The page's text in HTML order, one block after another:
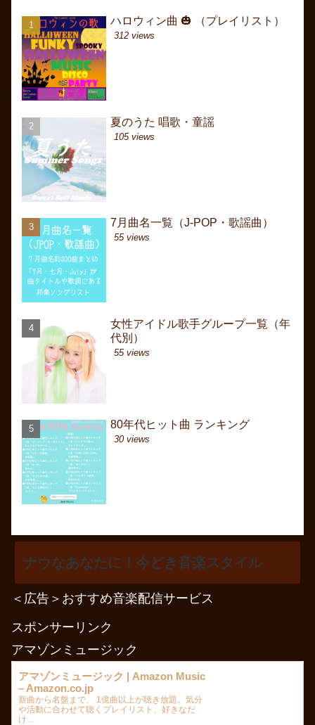
ハロウィン曲 🎃 （プレイリスト）
312 views
夏のうた 唱歌・童謡
105 views
7月曲名一覧（J-POP・歌謡曲）
55 views
女性アイドル歌手グループ一覧（年
代別）
55 views
80年代ヒット曲 ランキング
30 views
ハロウィン曲 🎃 （プ
7月曲名一覧（J-POP
夏のうた 唱歌・童謡
女性アイドル歌手グル
6月曲名一覧（J-POP
ハロウィン曲 🎃 （プ
カムカムエヴリバディ
冬うた JR CMソング
昭和初期 卒業ソング
6月曲名一覧（J-POP
ナウなあなたに！今どき音楽スタイル
＜広告＞おすすめ音楽配信サービス
スポンサーリンク
アマゾンミュージック
アマゾンミュージック | Amazon Music
– Amazon.co.jp
新曲から名盤まで、 1億曲以上が聴き放題。気分
や活動に合わせて聴くプレイリスト、好きなだ
け…